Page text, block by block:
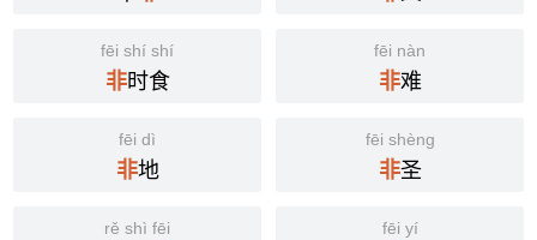
fēi shí shí
非时食
fēi nàn
非难
fēi dì
非地
fēi shèng
非圣
rě shì fēi fēi yí